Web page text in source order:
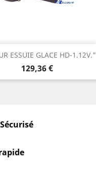
ESSUIE GLACE HD-1.12V."
Prix
129,36 €